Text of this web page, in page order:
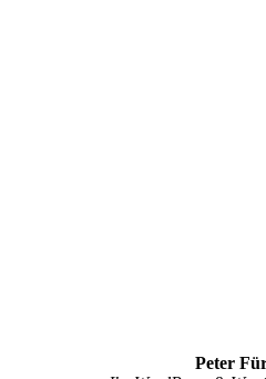
Peter